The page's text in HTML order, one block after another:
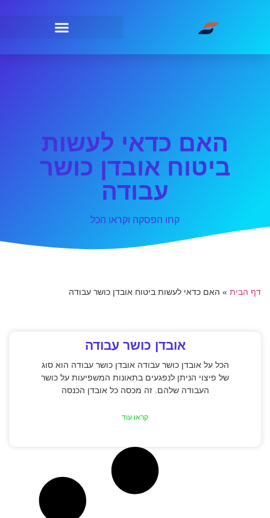
האם כדאי לעשות
ביטוח אובדן כושר
עבודה
קחו הפסקה וקראו הכל
דף הבית » האם כדאי לעשות ביטוח אובדן כושר עבודה
אובדן כושר עבודה
הכל על אובדן כושר עבודה אובדן כושר עבודה הוא סוג
של פיצוי הניתן לנפגעים בתאונות המשפיעות על כושר
העבודה שלהם. זה מכסה כל אובדן הכנסה
קראו עוד